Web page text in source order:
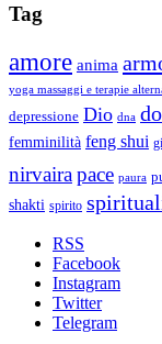
nuovo
in
soli
365
giorni
Tag
amore anima
yoga massaggi e terapie
depressione Dio dna
femminilità feng shui
nirvairapace paura
shakti spirito
RSS
Facebook
Instagram
Twitter
Telegram